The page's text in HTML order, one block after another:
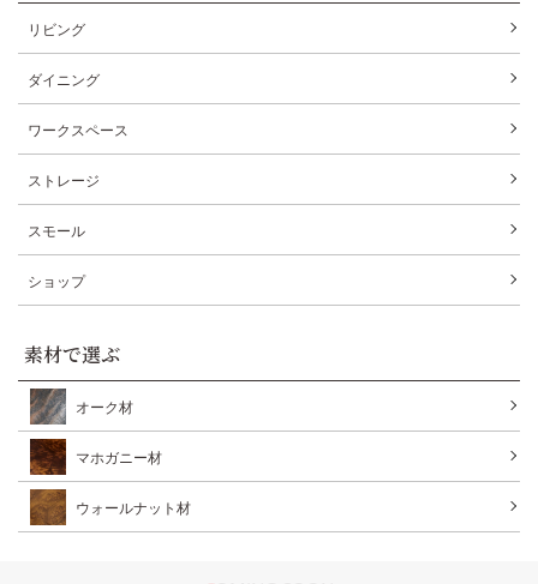
リビング
ダイニング
ワークスペース
ストレージ
スモール
ショップ
素材で選ぶ
オーク材
マホガニー材
ウォールナット材